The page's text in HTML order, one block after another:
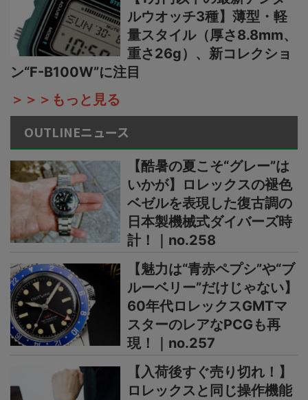
ルウオッチ3種】薄型・軽
量スタイル（厚さ8.8mm、
重さ26g）、新コレクショ
ン“F-B100W”に注目
＞＞＞もっと見る
OUTLINEニュース
【酷暑の夏こそ“グレー”は
いかが】ロレックスの褪色
ベゼルを表現した復古調の
日本製機械式ダイバーズ時
計！｜no.258
【魅力は“青赤ペプシ”や“ブ
ルーベリー”だけじゃない】
60年代ロレックスGMTマ
スターのレアなPCGも再
現！｜no.257
【入荷後すぐ売り切れ！】
ロレックスと同じ操作機能